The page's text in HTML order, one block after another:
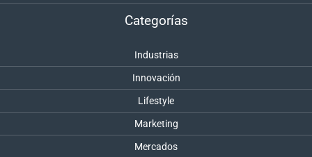
Categorías
Industrias
Innovación
Lifestyle
Marketing
Mercados